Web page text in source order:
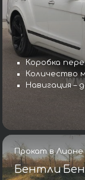
Коробка
Количество
Навигация –
Прокат в Лионе
Бентли